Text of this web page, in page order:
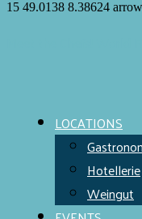
15 49.0138 8.38624 arrow
LOCATIONS
Hotellerie
Weingut